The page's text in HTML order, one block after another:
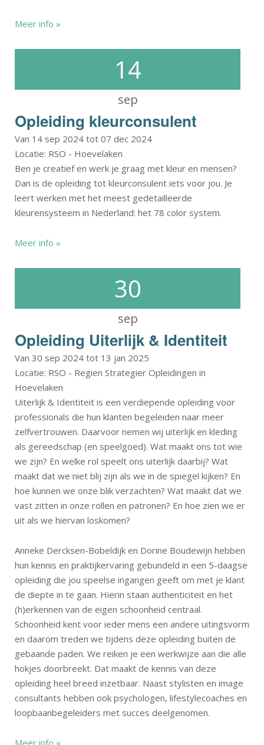
Meer info »
14
sep
Opleiding kleurconsulent
Van 14 sep 2024 tot 07 dec 2024
Locatie: RSO - Hoevelaken
Ben je creatief en werk je graag met kleur en mensen?
Dan is de opleiding tot kleurconsulent iets voor jou. Je
leert werken met het meest gedetailleerde
kleurensysteem in Nederland: het 78 color system.
Meer info »
30
sep
Opleiding Uiterlijk & Identiteit
Van 30 sep 2024 tot 13 jan 2025
Locatie: RSO - Regien Strategier Opleidingen in
Hoevelaken
Uiterlijk & Identiteit is een verdiepende opleiding voor
professionals die hun klanten begeleiden naar meer
zelfvertrouwen. Daarvoor nemen wij uiterlijk en kleding
als gereedschap (en speelgoed). Wat maakt ons tot wie
we zijn? En welke rol speelt ons uiterlijk daarbij? Wat
maakt dat we niet blij zijn als we in de spiegel kijken? En
hoe kunnen we onze blik verzachten? Wat maakt dat we
vast zitten in onze rollen en patronen? En hoe zien we er
uit als we hiervan loskomen?
Anneke Dercksen-Bobeldijk en Dorine Boudewijn hebben
hun kennis en praktijkervaring gebundeld in een 5-daagse
opleiding die jou speelse ingangen geeft om met je klant
de diepte in te gaan. Hierin staan authenticiteit en het
(h)erkennen van de eigen schoonheid centraal.
Schoonheid kent voor ieder mens een andere uitingsvorm
en daarom treden we tijdens deze opleiding buiten de
gebaande paden. We reiken je een werkwijze aan die alle
hokjes doorbreekt. Dat maakt de kennis van deze
opleiding heel breed inzetbaar. Naast stylisten en image
consultants hebben ook psychologen, lifestylecoaches en
loopbaanbegeleiders met succes deelgenomen.
Meer info »